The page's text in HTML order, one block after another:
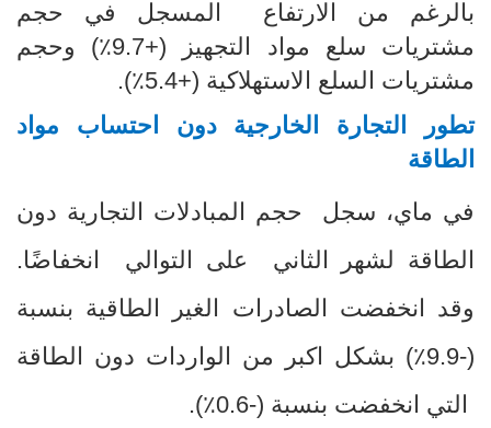
بالرغم من الارتفاع المسجل في حجم
مشتريات سلع مواد التجهيز (+9.7٪) وحجم
مشتريات السلع الاستهلاكية (+5.4٪).
تطور التجارة الخارجية دون احتساب مواد
الطاقة
في ماي، سجل حجم المبادلات التجارية دون
الطاقة لشهر الثاني على التوالي انخفاضًا.
وقد انخفضت الصادرات الغير الطاقية بنسبة
(-9.9٪) بشكل اكبر من الواردات دون الطاقة
التي انخفضت بنسبة (-0.6٪).